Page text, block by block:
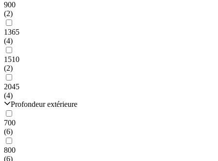
900
(2)
1365
(4)
1510
(2)
2045
(4)
Profondeur extérieure
700
(6)
800
(6)